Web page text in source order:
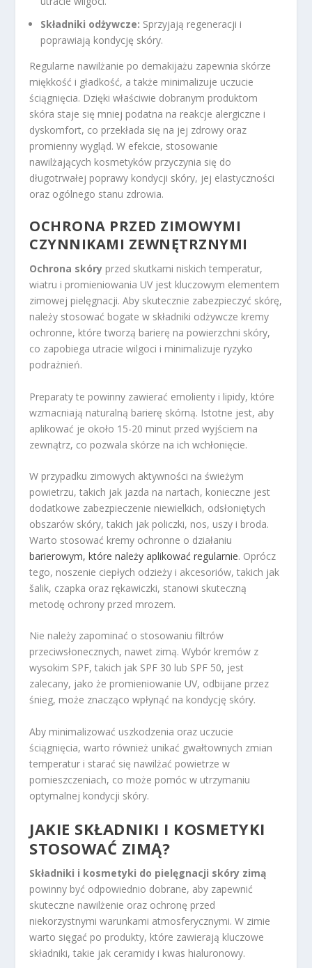
Składniki odżywcze: Sprzyjają regeneracji i
poprawiają kondycję skóry.
Regularne nawilżanie po demakijażu zapewnia skórze
miękkość i gładkość, a także minimalizuje uczucie
ściągnięcia. Dzięki właściwie dobranym produktom
skóra staje się mniej podatna na reakcje alergiczne i
dyskomfort, co przekłada się na jej zdrowy oraz
promienny wygląd. W efekcie, stosowanie
nawilżających kosmetyków przyczynia się do
długotrwałej poprawy kondycji skóry, jej elastyczności
oraz ogólnego stanu zdrowia.
OCHRONA PRZED ZIMOWYMI
CZYNNIKAMI ZEWNĘTRZNYMI
Ochrona skóry przed skutkami niskich temperatur,
wiatru i promieniowania UV jest kluczowym elementem
zimowej pielęgnacji. Aby skutecznie zabezpieczyć skórę,
należy stosować bogate w składniki odżywcze kremy
ochronne, które tworzą barierę na powierzchni skóry,
co zapobiega utracie wilgoci i minimalizuje ryzyko
podrażnień.
Preparaty te powinny zawierać emolienty i lipidy, które
wzmacniają naturalną barierę skórną. Istotne jest, aby
aplikować je około 15-20 minut przed wyjściem na
zewnątrz, co pozwala skórze na ich wchłonięcie.
W przypadku zimowych aktywności na świeżym
powietrzu, takich jak jazda na nartach, konieczne jest
dodatkowe zabezpieczenie niewielkich, odsłoniętych
obszarów skóry, takich jak policzki, nos, uszy i broda.
Warto stosować kremy ochronne o działaniu
barierowym, które należy aplikować regularnie. Oprócz
tego, noszenie ciepłych odzieży i akcesoriów, takich jak
šalik, czapka oraz rękawiczki, stanowi skuteczną
metodę ochrony przed mrozem.
Nie należy zapominać o stosowaniu filtrów
przeciwsłonecznych, nawet zimą. Wybór kremów z
wysokim SPF, takich jak SPF 30 lub SPF 50, jest
zalecany, jako że promieniowanie UV, odbijane przez
śnieg, może znacząco wpłynąć na kondycję skóry.
Aby minimalizować uszkodzenia oraz uczucie
ściągnięcia, warto również unikać gwałtownych zmian
temperatur i starać się nawilżać powietrze w
pomieszczeniach, co może pomóc w utrzymaniu
optymalnej kondycji skóry.
JAKIE SKŁADNIKI I KOSMETYKI
STOSOWAĆ ZIMĄ?
Składniki i kosmetyki do pielęgnacji skóry zimą
powinny być odpowiednio dobrane, aby zapewnić
skuteczne nawilżenie oraz ochronę przed
niekorzystnymi warunkami atmosferycznymi. W zimie
warto sięgać po produkty, które zawierają kluczowe
składniki, takie jak ceramidy i kwas hialuronowy.